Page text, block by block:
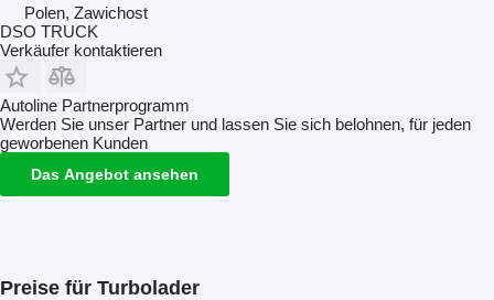
Polen, Zawichost
DSO TRUCK
Verkäufer kontaktieren
Autoline Partnerprogramm
Werden Sie unser Partner und lassen Sie sich belohnen, für jeden
geworbenen Kunden
Das Angebot ansehen
Preise für Turbolader